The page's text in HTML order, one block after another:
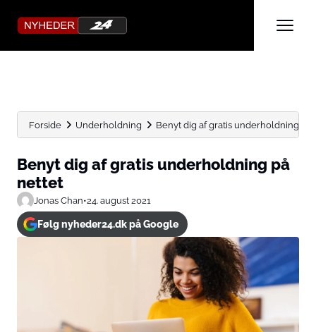
Forside Underholdning Benyt dig af gratis underholdning på
Benyt dig af gratis underholdning på
nettet
Jonas Chan•24. august 2021
Følg nyheder24.dk på Google